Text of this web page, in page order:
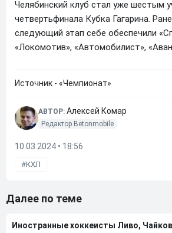
Челябинский клуб стал уже шестым
четвертьфинала Кубка Гагарина.
следующий этап себе обеспечили
«Локомотив», «Автомобилист»,
Источник - «Чемпионат»
АВТОР: Алексей Комар
Редактор Betonmobile
10.03.2024 • 18:56
КХЛ
Далее по теме
Иностранные хоккеисты Ливо,